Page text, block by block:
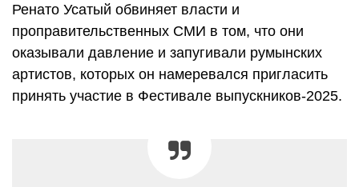
Ренато Усатый обвиняет власти и
проправительственных СМИ в том, что они
оказывали давление и запугивали румынских
артистов, которых он намеревался пригласить
принять участие в Фестивале выпускников-2025.